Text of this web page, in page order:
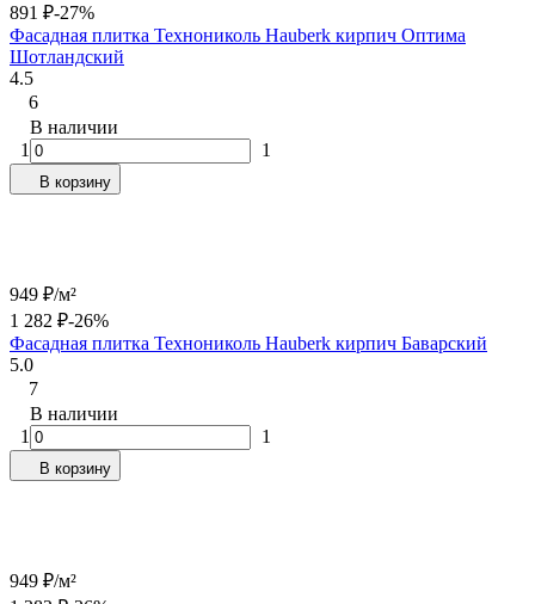
891 ₽-27%
Фасадная плитка Технониколь Hauberk кирпич Оптима
Шотландский
4.5
6
В наличии
1
1
В корзину
949 ₽/м²
1 282 ₽-26%
Фасадная плитка Технониколь Hauberk кирпич Баварский
5.0
7
В наличии
1
1
В корзину
949 ₽/м²